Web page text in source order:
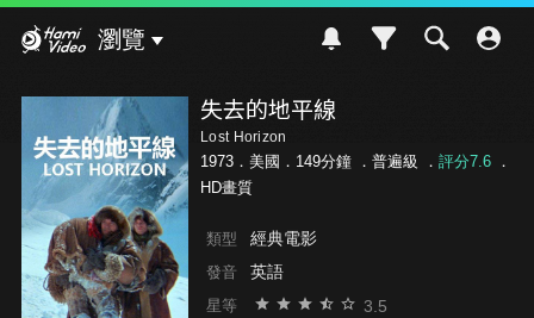
瀏覽
失去的地平線
Lost Horizon
1973．美國．149分鐘 ． 普遍級 ． 評分7.6．
HD畫質
類型 經典電影
發音 英語
星等 3.5